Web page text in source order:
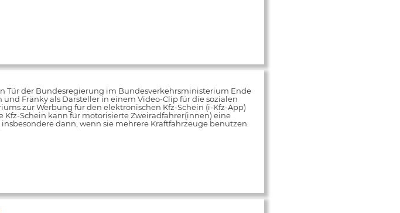
Tür der Bundesregierung im Bundesverkehrsministerium Ende
Fränky als Darsteller in einem Video-Clip für die sozialen
zur Werbung für den elektronischen Kfz-Schein (i-Kfz-App)
Kfz-Schein kann für motorisierte Zweiradfahrer(innen) eine
dann, wenn sie mehrere Kraftfahrzeuge benutzen.